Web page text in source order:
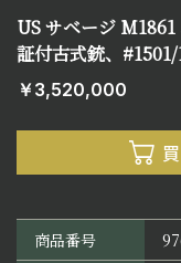
US サベージ
証付古式銃、
￥3,520,000
商品番号